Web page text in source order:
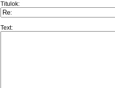
Titulok:
Text: